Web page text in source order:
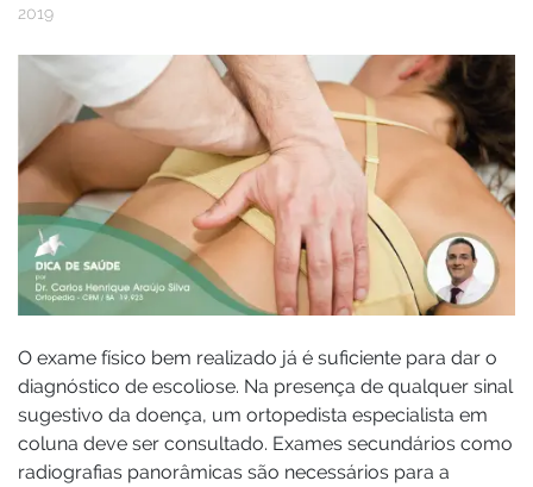
2019
O exame físico bem realizado já é suficiente para dar o
diagnóstico de escoliose. Na presença de qualquer sinal
sugestivo da doença, um ortopedista especialista em
coluna deve ser consultado. Exames secundários como
radiografias panorâmicas são necessários para a